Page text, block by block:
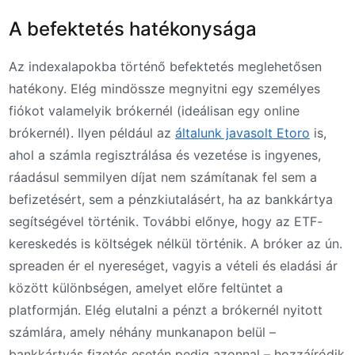
A befektetés hatékonysága
Az indexalapokba történő befektetés meglehetősen
hatékony. Elég mindössze megnyitni egy személyes
fiókot valamelyik brókernél (ideálisan egy online
brókernél). Ilyen például az általunk javasolt Etoro is,
ahol a számla regisztrálása és vezetése is ingyenes,
ráadásul semmilyen díjat nem számítanak fel sem a
befizetésért, sem a pénzkiutalásért, ha az bankkártya
segítségével történik. További előnye, hogy az ETF-
kereskedés is költségek nélkül történik. A bróker az ún.
spreaden ér el nyereséget, vagyis a vételi és eladási ár
között különbségen, amelyet előre feltüntet a
platformján. Elég elutalni a pénzt a brókernél nyitott
számlára, amely néhány munkanapon belül –